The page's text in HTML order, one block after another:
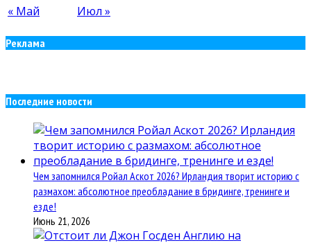
« Май Июл »
Реклама
Последние новости
Чем запомнился Ройал Аскот 2026? Ирландия творит историю с
размахом: абсолютное преобладание в бридинге, тренинге и
езде!
Июнь 21, 2026